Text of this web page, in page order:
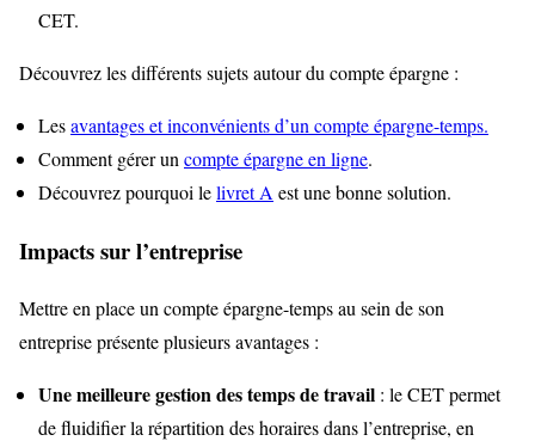
CET.
Découvrez les différents sujets autour du compte épargne :
Lesavantages et inconvénients d’un compte épargne-temps.
Comment gérer un compte épargne en ligne.
Découvrez pourquoi lelivret A est une bonne solution.
Impacts sur l’entreprise
Mettre en place un compte épargne-temps au sein de son
entreprise présente plusieurs avantages :
Une meilleure gestion des temps de travail : le CET permet
de fluidifier la répartition des horaires dans l’entreprise, en